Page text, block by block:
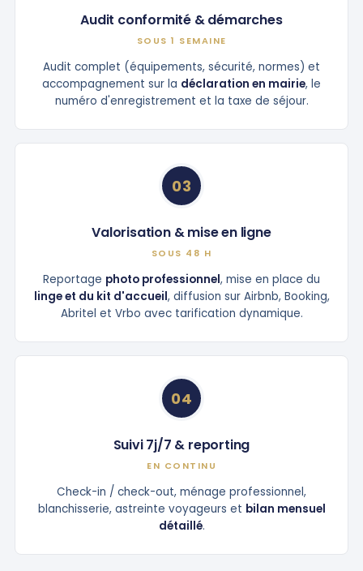
Audit conformité & démarches
SOUS 1 SEMAINE
Audit complet (équipements, sécurité, normes) et
accompagnement sur la déclaration en mairie, le
numéro d'enregistrement et la taxe de séjour.
03
Valorisation & mise en ligne
SOUS 48 H
Reportage photo professionnel, mise en place du
linge et du kit d'accueil, diffusion sur Airbnb, Booking,
Abritel et Vrbo avec tarification dynamique.
04
Suivi 7j/7 & reporting
EN CONTINU
Check-in / check-out, ménage professionnel,
blanchisserie, astreinte voyageurs et bilan mensuel
détaillé.